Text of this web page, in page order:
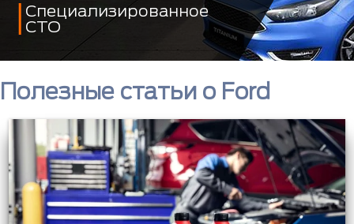
Специализированное
СТО
Полезные статьи о Ford